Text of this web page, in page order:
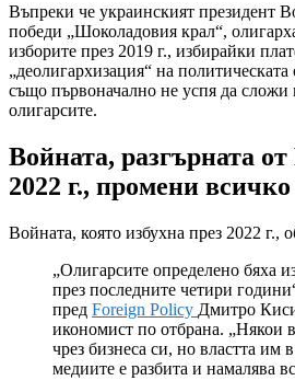
Въпреки че украинският президент
победи „Шоколадовия крал“,
изборите през 2019 г., избирайки
„деолигархизация“ на
също първоначално не успя да сложи
олигарсите.
Войната, разгърната от
2022 г., промени всичко
Войната, която избухна през 2022 г.,
„Олигарсите определено бяха
през последните четири
пред Foreign Policy Дмитро
икономист по отбрана. „Някои
чрез бизнеса си, но властта им
медиите е разбита и намалява